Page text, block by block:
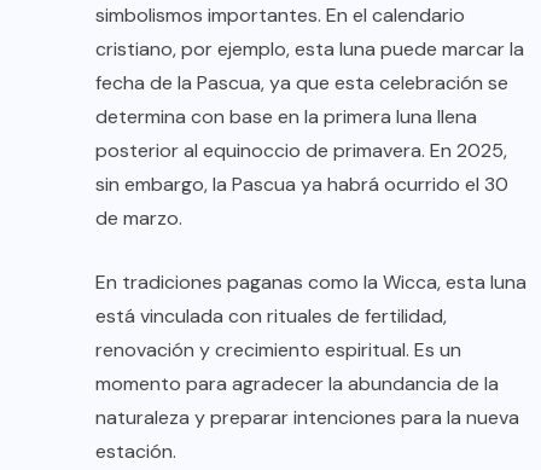
simbolismos importantes. En el calendario
cristiano, por ejemplo, esta luna puede marcar la
fecha de la Pascua, ya que esta celebración se
determina con base en la primera luna llena
posterior al equinoccio de primavera. En 2025,
sin embargo, la Pascua ya habrá ocurrido el 30
de marzo.
En tradiciones paganas como la Wicca, esta luna
está vinculada con rituales de fertilidad,
renovación y crecimiento espiritual. Es un
momento para agradecer la abundancia de la
naturaleza y preparar intenciones para la nueva
estación.